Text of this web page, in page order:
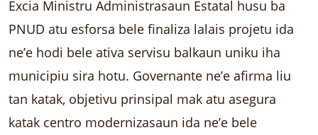
Excia Ministru Administrasaun Estatal husu ba
PNUD atu esforsa bele finaliza lalais projetu ida
ne’e hodi bele ativa servisu balkaun uniku iha
municipiu sira hotu. Governante ne’e afirma liu
tan katak, objetivu prinsipal mak atu asegura
katak centro modernizasaun ida ne’e bele